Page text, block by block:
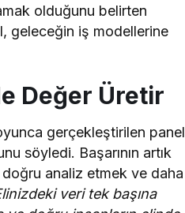
olduğunu belirten
geleceğin iş modellerine
Değer Üretir
gerçekleştirilen panel
söyledi. Başarının artık
analiz etmek ve daha
veri tek başına